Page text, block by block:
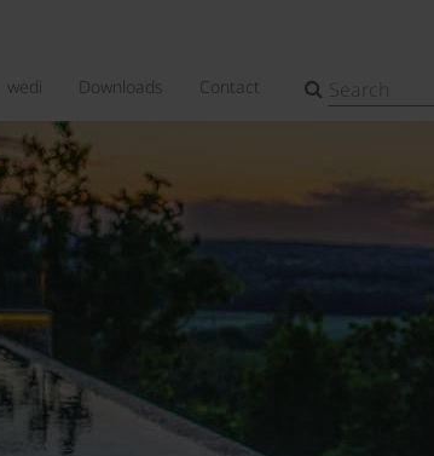
wedi Downloads Contact